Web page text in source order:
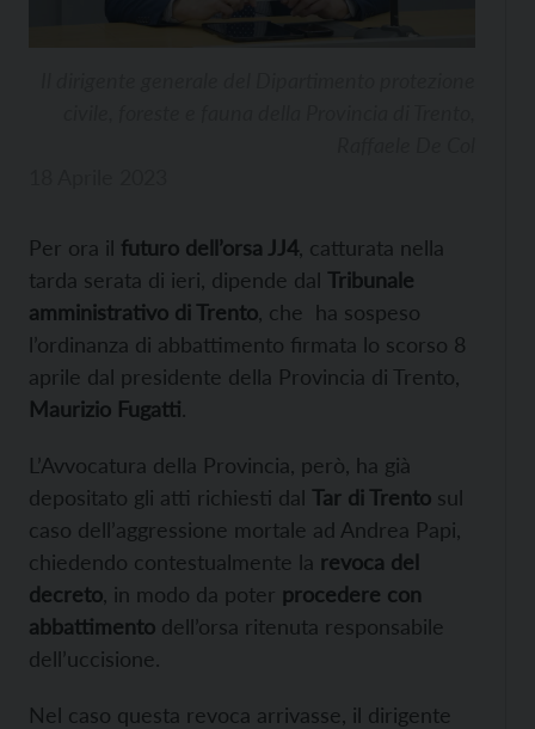
Per ora il futuro dell’orsa JJ4 , catturata nella
tarda serata di ieri, dipende dal Tribunale
amministrativo di Trento , che ha sospeso
l’ordinanza di abbattimento firmata lo scorso 8
aprile dal presidente della Provincia di Trento,
Maurizio Fugatti.
L’Avvocatura della Provincia, però, ha già
depositato gli atti richiesti dal Tar di Trento sul
caso dell’aggressione mortale ad Andrea Papi,
chiedendo contestualmente la revoca del
decreto , in modo da poter procedere con
abbattimento dell’orsa ritenuta responsabile
dell’uccisione.
Nel caso questa revoca arrivasse, il dirigente